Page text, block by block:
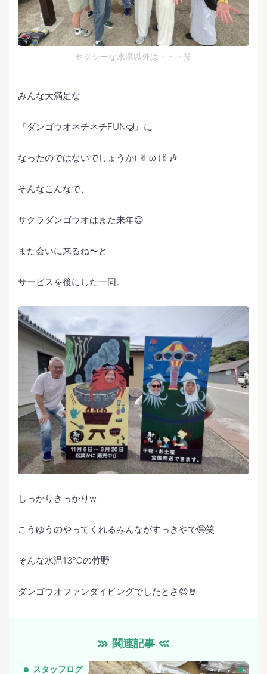
セクシーな水温以外は・・・笑
みんな大満足な
『ダンゴウオネチネチFUN🤿』に
なったのではないでしょうか( ✌︎'ω')✌︎🎶
そんなこんなで、
サクラダンゴウオはまた来年😊
また会いに来るね〜と
サービスを後にした一同。
しっかりきっかりw
こうゆうのやってくれるみんながすっきやで🤪笑
そんな水温13℃の竹野
ダンゴウオファンダイビングでしたとさ😍🤘
関連記事
スタッフログ